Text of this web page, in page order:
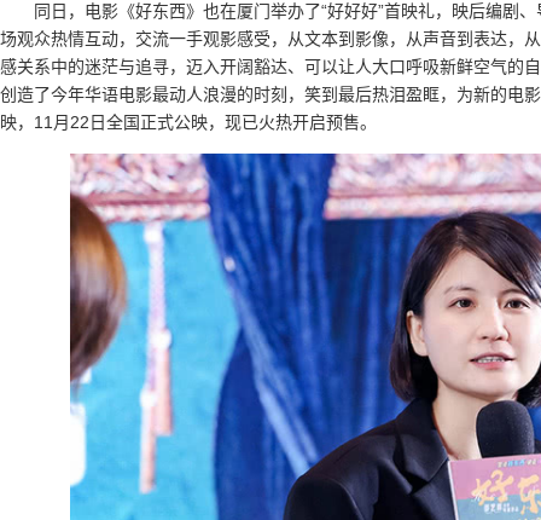
同日，电影《好东西》也在厦门举办了“好好好”首映礼，映后编剧
场观众热情互动，交流一手观影感受，从文本到影像，从声音到表达，
感关系中的迷茫与追寻，迈入开阔豁达、可以让人大口呼吸新鲜空气的
创造了今年华语电影最动人浪漫的时刻，笑到最后热泪盈眶，为新的电
映，11月22日全国正式公映，现已火热开启预售。